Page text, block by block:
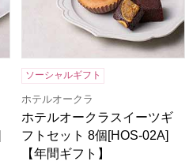
ソーシャルギフト
ホテルオークラ
ホテルオークラスイーツギ
フトセット 8個[HOS-02A]
【年間ギフト】